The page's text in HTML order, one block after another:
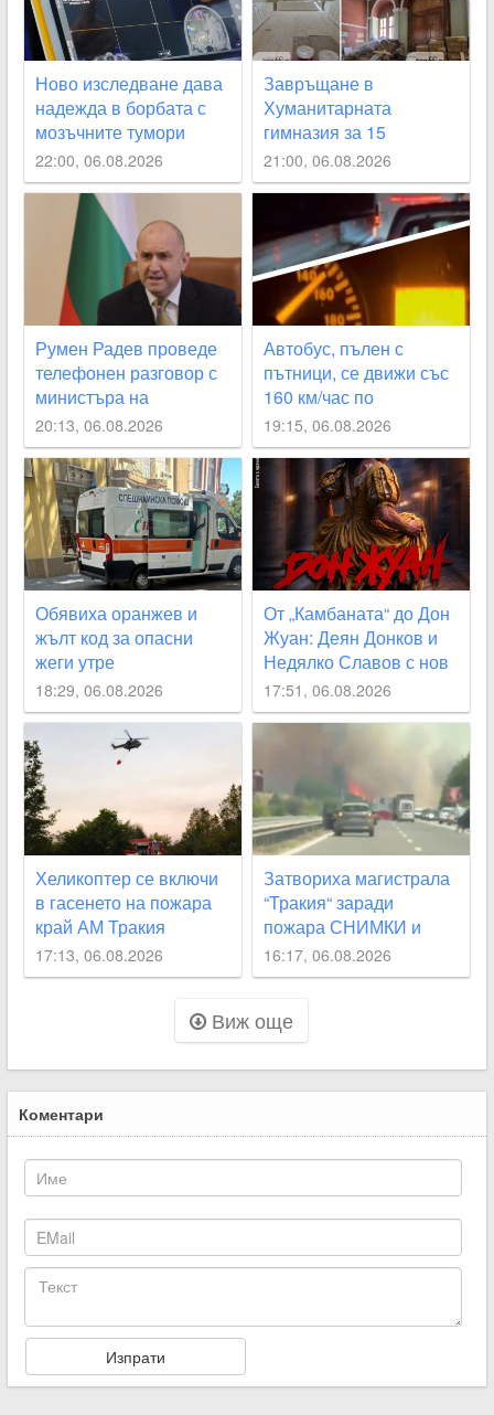
Ново изследване дава
надежда в борбата с
мозъчните тумори
22:00, 06.08.2026
Завръщане в
Хуманитарната
гимназия за 15
септември – реален
срок или мисия
невъзможна ВИДЕО
21:00, 06.08.2026
Румен Радев проведе
телефонен разговор с
министъра на
външните работи на
Великобритания Ед
Милибанд
20:13, 06.08.2026
Автобус, пълен с
пътници, се движи със
160 км/час по
магистралата
19:15, 06.08.2026
Обявиха оранжев и
жълт код за опасни
жеги утре
18:29, 06.08.2026
От „Камбаната“ до Дон
Жуан: Деян Донков и
Недялко Славов с нов
съвместен проект в
Пловдив
17:51, 06.08.2026
Хеликоптер се включи
в гасенето на пожара
край АМ Тракия
ВИДЕО
17:13, 06.08.2026
Затвориха магистрала
“Тракия“ заради
пожара СНИМКИ и
ВИДЕО
16:17, 06.08.2026
Виж още
Коментари